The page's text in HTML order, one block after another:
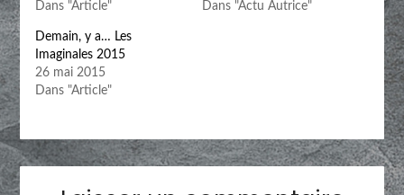
Dans "Article"
Dans "Actu Autrice"
Demain, y a… Les
Imaginales 2015
26 mai 2015
Dans "Article"